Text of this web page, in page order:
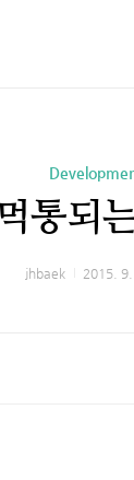
통되
jhbaek 2015.